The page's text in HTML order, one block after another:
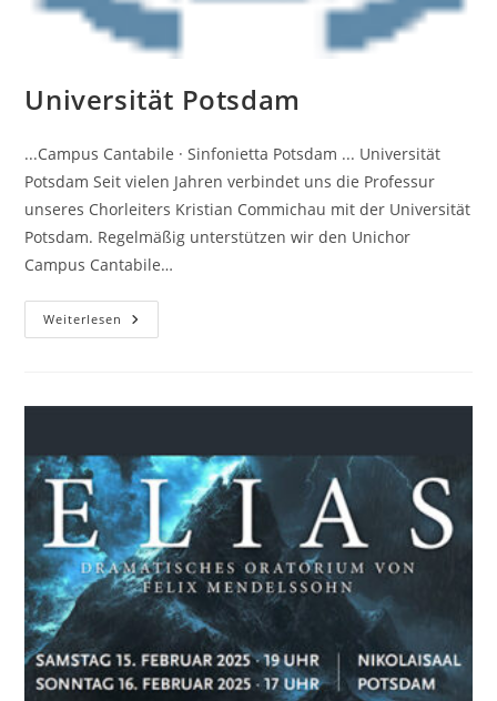
Universität Potsdam
...Campus Cantabile · Sinfonietta Potsdam ... Universität
Potsdam Seit vielen Jahren verbindet uns die Professur
unseres Chorleiters Kristian Commichau mit der Universität
Potsdam. Regelmäßig unterstützen wir den Unichor
Campus Cantabile…
Weiterlesen Universität
Potsdam